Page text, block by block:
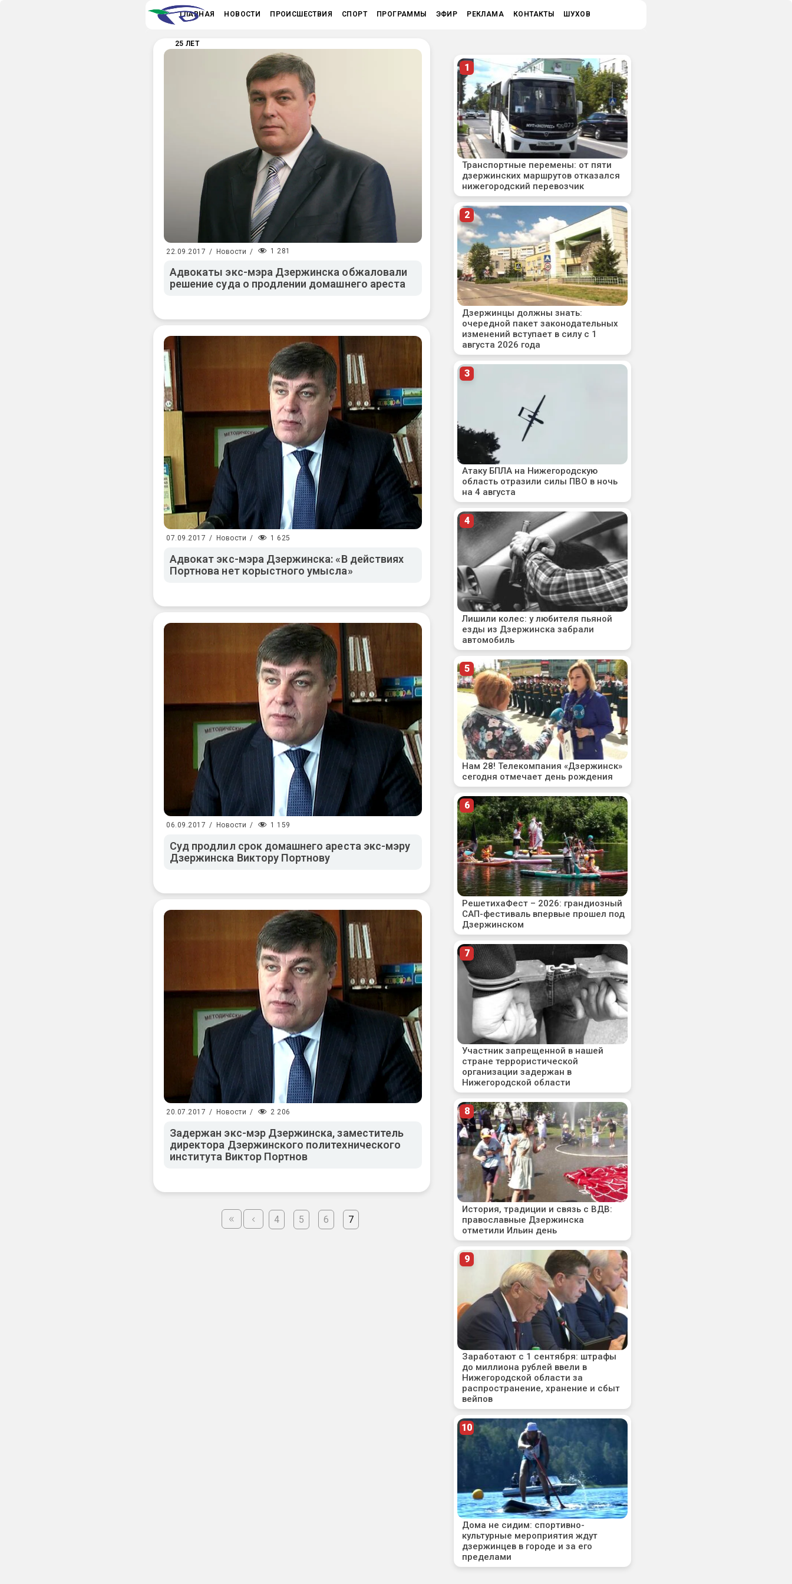
ГЛАВНАЯ НОВОСТИ ПРОИСШЕСТВИЯ СПОРТ ПРОГРАММЫ ЭФИР РЕКЛАМА КОНТАКТЫ ШУХОВ
25 ЛЕТ
22.09.2017 / Новости / 1 281
Адвокаты экс-мэра Дзержинска обжаловали
решение суда о продлении домашнего ареста
07.09.2017 / Новости / 1 625
Адвокат экс-мэра Дзержинска: «В действиях
Портнова нет корыстного умысла»
06.09.2017 / Новости / 1 159
Суд продлил срок домашнего ареста экс-мэру
Дзержинска Виктору Портнову
20.07.2017 / Новости / 2 206
Задержан экс-мэр Дзержинска, заместитель
директора Дзержинского политехнического
института Виктор Портнов
4 5 6 7